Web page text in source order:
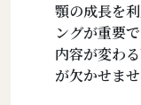
顎の成長を
ングが重要
内容が変わ
が欠かせませ